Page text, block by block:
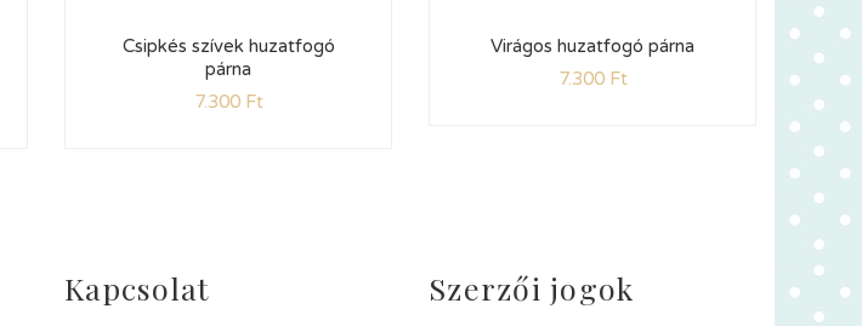
Csipkés szívek huzatfogó
párna
7.300 Ft
Virágos huzatfogó párna
7.300 Ft
Kapcsolat Szerzői jogok